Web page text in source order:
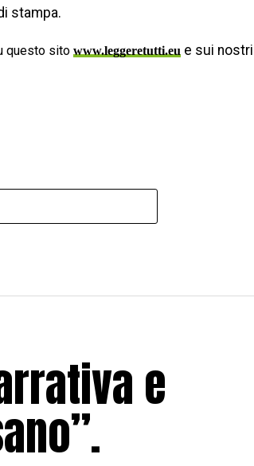
stampa.
questo sito www.leggeretutti.eu e sui nostri
e